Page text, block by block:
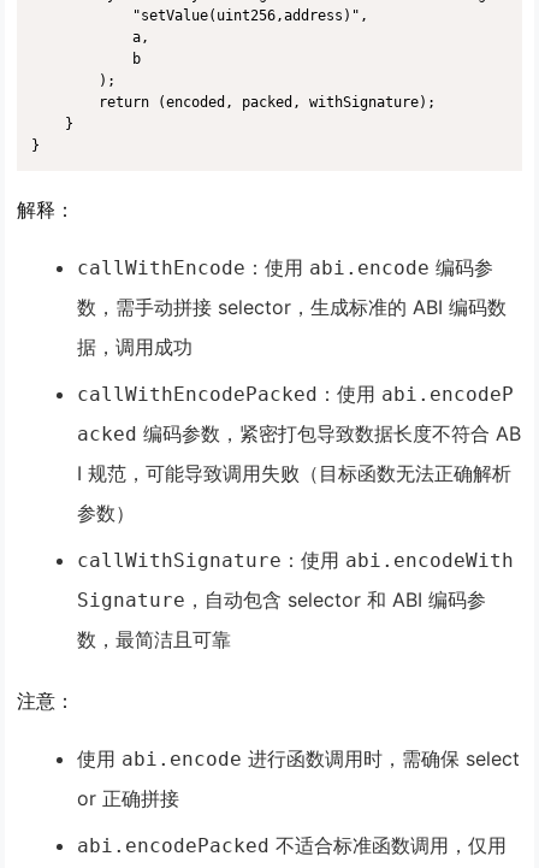
            "setValue(uint256,address)",
            a,
            b
        );
        return (encoded, packed, withSignature);
    }
}
解释 ：
callWithEncode ：使用 abi.encode 编码参
数，需手动拼接 selector，生成标准的 ABI 编码数
据，调用成功
callWithEncodePacked ：使用 abi.encodeP
acked 编码参数，紧密打包导致数据长度不符合 AB
I 规范，可能导致调用失败（目标函数无法正确解析
参数）
callWithSignature ：使用 abi.encodeWith
Signature ，自动包含 selector 和 ABI 编码参
数，最简洁且可靠
注意 ：
使用 abi.encode 进行函数调用时，需确保 select
or 正确拼接
abi.encodePacked 不适合标准函数调用，仅用